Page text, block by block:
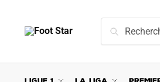
navigation
content
pour :
Recherche